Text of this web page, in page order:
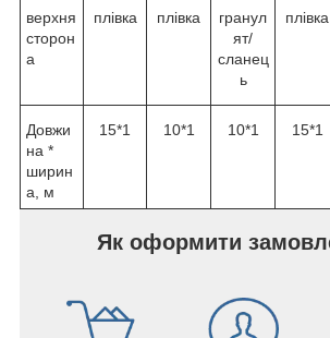
верхня
сторон
а
плівка плівка
гранул
ят/
сланец
ь
плівка
Довжи
на *
ширин
а, м
15*1 10*1 10*1 15*1
Як оформити